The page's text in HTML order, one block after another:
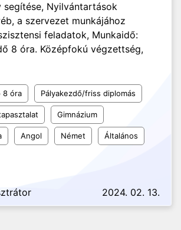
segítése, Nyilvántartások
a szervezet munkájához
feladatok, Munkaidő:
8 óra. Középfokú végzettség,
8 óra Pályakezdő/friss diplomás
Gimnázium
Angol Német Általános
2024. 02. 13.